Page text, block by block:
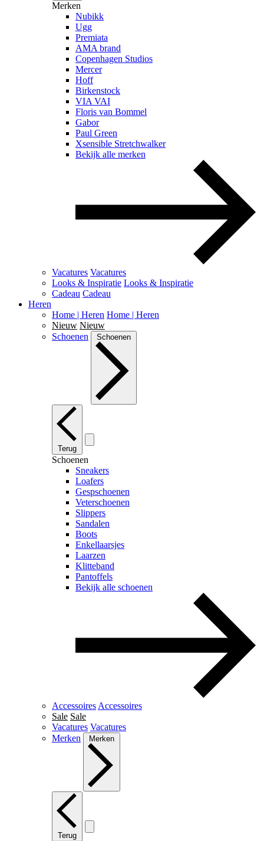
Merken
Nubikk
Ugg
Premiata
AMA brand
Copenhagen Studios
Mercer
Hoff
Birkenstock
VIA VAI
Floris van Bommel
Gabor
Paul Green
Xsensible Stretchwalker
Bekijk alle merken
Vacatures Vacatures
Looks & Inspiratie Looks & Inspiratie
Cadeau Cadeau
Heren
Home | Heren Home | Heren
Nieuw Nieuw
Schoenen
Schoenen
Terug
Schoenen
Sneakers
Loafers
Gespschoenen
Veterschoenen
Slippers
Sandalen
Boots
Enkellaarsjes
Laarzen
Klitteband
Pantoffels
Bekijk alle schoenen
Accessoires Accessoires
Sale Sale
Vacatures Vacatures
Merken
Merken
Terug